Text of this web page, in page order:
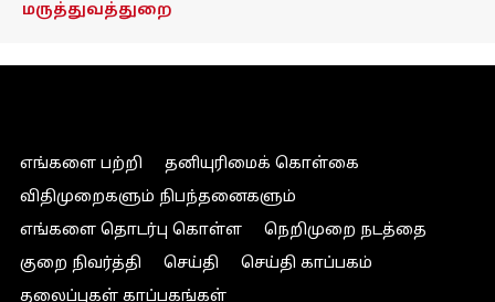
மருத்துவத்துறை
எங்களை பற்றி
தனியுரிமைக் கொள்கை
விதிமுறைகளும் நிபந்தனைகளும்
எங்களை தொடர்பு கொள்ள
நெறிமுறை நடத்தை
குறை நிவர்த்தி
செய்தி
செய்தி காப்பகம்
தலைப்புகள் காப்பகங்கள்